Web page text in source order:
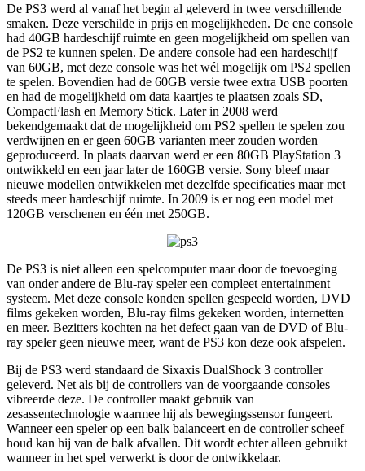
De PS3 werd al vanaf het begin al geleverd in twee verschillende
smaken. Deze verschilde in prijs en mogelijkheden. De ene console
had 40GB hardeschijf ruimte en geen mogelijkheid om spellen van
de PS2 te kunnen spelen. De andere console had een hardeschijf
van 60GB, met deze console was het wél mogelijk om PS2 spellen
te spelen. Bovendien had de 60GB versie twee extra USB poorten
en had de mogelijkheid om data kaartjes te plaatsen zoals SD,
CompactFlash en Memory Stick. Later in 2008 werd
bekendgemaakt dat de mogelijkheid om PS2 spellen te spelen zou
verdwijnen en er geen 60GB varianten meer zouden worden
geproduceerd. In plaats daarvan werd er een 80GB PlayStation 3
ontwikkeld en een jaar later de 160GB versie. Sony bleef maar
nieuwe modellen ontwikkelen met dezelfde specificaties maar met
steeds meer hardeschijf ruimte. In 2009 is er nog een model met
120GB verschenen en één met 250GB.
De PS3 is niet alleen een spelcomputer maar door de toevoeging
van onder andere de Blu-ray speler een compleet entertainment
systeem. Met deze console konden spellen gespeeld worden, DVD
films gekeken worden, Blu-ray films gekeken worden, internetten
en meer. Bezitters kochten na het defect gaan van de DVD of Blu-
ray speler geen nieuwe meer, want de PS3 kon deze ook afspelen.
Bij de PS3 werd standaard de Sixaxis DualShock 3 controller
geleverd. Net als bij de controllers van de voorgaande consoles
vibreerde deze. De controller maakt gebruik van
zesassentechnologie waarmee hij als bewegingssensor fungeert.
Wanneer een speler op een balk balanceert en de controller scheef
houd kan hij van de balk afvallen. Dit wordt echter alleen gebruikt
wanneer in het spel verwerkt is door de ontwikkelaar.